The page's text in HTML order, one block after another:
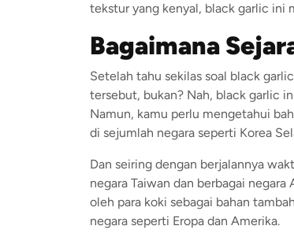
tekstur yang kenyal, black garlic ini
Bagaimana
Setelah tahu sekilas soal black
tersebut, bukan? Nah, black garlic
Namun, kamu perlu mengetahui
di sejumlah negara seperti Korea
Dan seiring dengan berjalannya
negara Taiwan dan berbagai
oleh para koki sebagai bahan
negara seperti Eropa dan Amerika.